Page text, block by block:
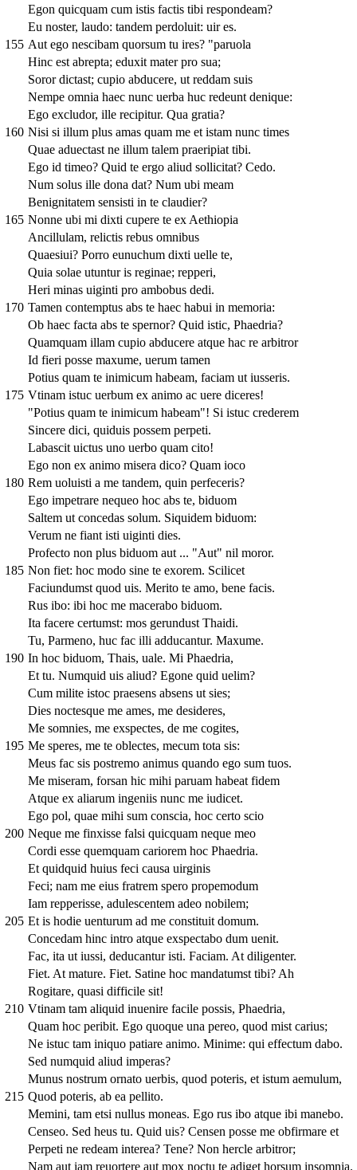
Egon quicquam cum istis factis tibi respondeam?
Eu noster, laudo: tandem perdoluit: uir es.
155 Aut ego nescibam quorsum tu ires? "paruola
Hinc est abrepta; eduxit mater pro sua;
Soror dictast; cupio abducere, ut reddam suis
Nempe omnia haec nunc uerba huc redeunt denique:
Ego excludor, ille recipitur. Qua gratia?
160 Nisi si illum plus amas quam me et istam nunc times
Quae aduectast ne illum talem praeripiat tibi.
Ego id timeo? Quid te ergo aliud sollicitat? Cedo.
Num solus ille dona dat? Num ubi meam
Benignitatem sensisti in te claudier?
165 Nonne ubi mi dixti cupere te ex Aethiopia
Ancillulam, relictis rebus omnibus
Quaesiui? Porro eunuchum dixti uelle te,
Quia solae utuntur is reginae; repperi,
Heri minas uiginti pro ambobus dedi.
170 Tamen contemptus abs te haec habui in memoria:
Ob haec facta abs te spernor? Quid istic, Phaedria?
Quamquam illam cupio abducere atque hac re arbitror
Id fieri posse maxume, uerum tamen
Potius quam te inimicum habeam, faciam ut iusseris.
175 Vtinam istuc uerbum ex animo ac uere diceres!
"Potius quam te inimicum habeam"! Si istuc crederem
Sincere dici, quiduis possem perpeti.
Labascit uictus uno uerbo quam cito!
Ego non ex animo misera dico? Quam ioco
180 Rem uoluisti a me tandem, quin perfeceris?
Ego impetrare nequeo hoc abs te, biduom
Saltem ut concedas solum. Siquidem biduom:
Verum ne fiant isti uiginti dies.
Profecto non plus biduom aut ... "Aut" nil moror.
185 Non fiet: hoc modo sine te exorem. Scilicet
Faciundumst quod uis. Merito te amo, bene facis.
Rus ibo: ibi hoc me macerabo biduom.
Ita facere certumst: mos gerundust Thaidi.
Tu, Parmeno, huc fac illi adducantur. Maxume.
190 In hoc biduom, Thais, uale. Mi Phaedria,
Et tu. Numquid uis aliud? Egone quid uelim?
Cum milite istoc praesens absens ut sies;
Dies noctesque me ames, me desideres,
Me somnies, me exspectes, de me cogites,
195 Me speres, me te oblectes, mecum tota sis:
Meus fac sis postremo animus quando ego sum tuos.
Me miseram, forsan hic mihi paruam habeat fidem
Atque ex aliarum ingeniis nunc me iudicet.
Ego pol, quae mihi sum conscia, hoc certo scio
200 Neque me finxisse falsi quicquam neque meo
Cordi esse quemquam cariorem hoc Phaedria.
Et quidquid huius feci causa uirginis
Feci; nam me eius fratrem spero propemodum
Iam repperisse, adulescentem adeo nobilem;
205 Et is hodie uenturum ad me constituit domum.
Concedam hinc intro atque exspectabo dum uenit.
Fac, ita ut iussi, deducantur isti. Faciam. At diligenter.
Fiet. At mature. Fiet. Satine hoc mandatumst tibi? Ah
Rogitare, quasi difficile sit!
210 Vtinam tam aliquid inuenire facile possis, Phaedria,
Quam hoc peribit. Ego quoque una pereo, quod mist carius;
Ne istuc tam iniquo patiare animo. Minime: qui effectum dabo.
Sed numquid aliud imperas?
Munus nostrum ornato uerbis, quod poteris, et istum aemulum,
215 Quod poteris, ab ea pellito.
Memini, tam etsi nullus moneas. Ego rus ibo atque ibi manebo.
Censeo. Sed heus tu. Quid uis? Censen posse me obfirmare et
Perpeti ne redeam interea? Tene? Non hercle arbitror;
Nam aut iam reuortere aut mox noctu te adiget horsum insomnia.